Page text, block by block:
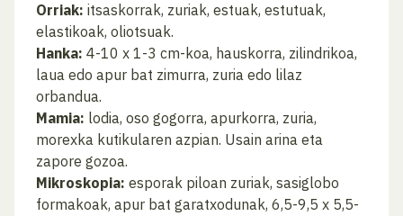
Orriak: itsaskorrak, zuriak, estuak, estutuak,
elastikoak, oliotsuak.
Hanka: 4-10 x 1-3 cm-koa, hauskorra, zilindrikoa,
laua edo apur bat zimurra, zuria edo lilaz
orbandua.
Mamia: lodia, oso gogorra, apurkorra, zuria,
morexka kutikularen azpian. Usain arina eta
zapore gozoa.
Mikroskopia: esporak piloan zuriak, sasiglobo
formakoak, apur bat garatxodunak, 6,5-9,5 x 5,5-